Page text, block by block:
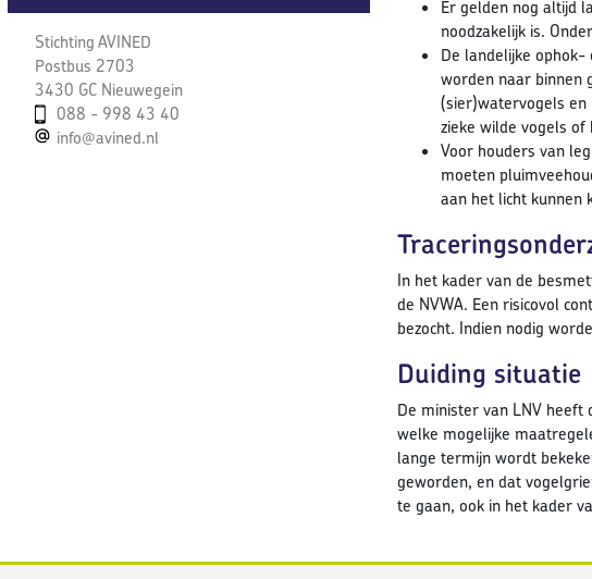
Stichting AVINED
Postbus 2703
3430 GC Nieuwegein
088 - 998 43 40
info@avined.nl
Er gelden nog altijd
noodzakelijk is.
De landelijke
worden naar binnen
(sier)watervogels en
zieke wilde vogels
Voor houders van
moeten
aan het licht kunnen
In het kader van de
de NVWA. Een risicovol
bezocht. Indien nodig
Duiding situatie
De minister van LNV heeft
welke mogelijke
lange termijn wordt
geworden, en dat
te gaan, ook in het kader